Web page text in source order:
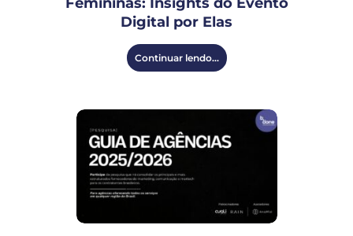
Digital por Elas
Continuar lendo...